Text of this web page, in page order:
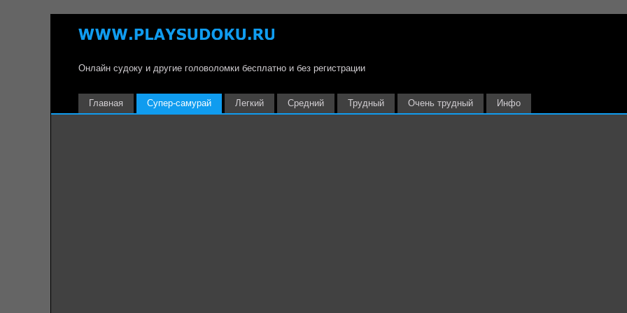
Онлайн судоку и другие головоломки бесплатно и без регистрации
Главная Супер-самурай Легкий Средний Трудный Очень трудный Инфо